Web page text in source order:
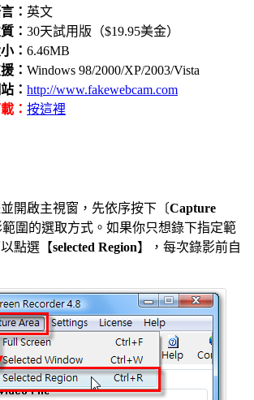
： 英文
： 30天試用版（$19.95美金）
： 6.46MB
： Windows 98/2000/XP/2003/Vista
： http://www.fakewebcam.com
： 按這裡
開啟主視窗，先依序按下〔Capture
圍的選取方式。如果你只想錄下指定範
點選【selected Region】，每次錄影前自